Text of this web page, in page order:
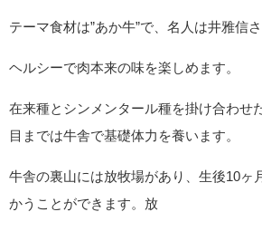
テーマ食材は”あか牛”で、名人は井雅信さ
ヘルシーで肉本来の味を楽しめます。
在来種とシンメンタール種を掛け合わせ
目までは牛舎で基礎体力を養います。
牛舎の裏山には放牧場があり、生後10ヶ
かうことができます。放